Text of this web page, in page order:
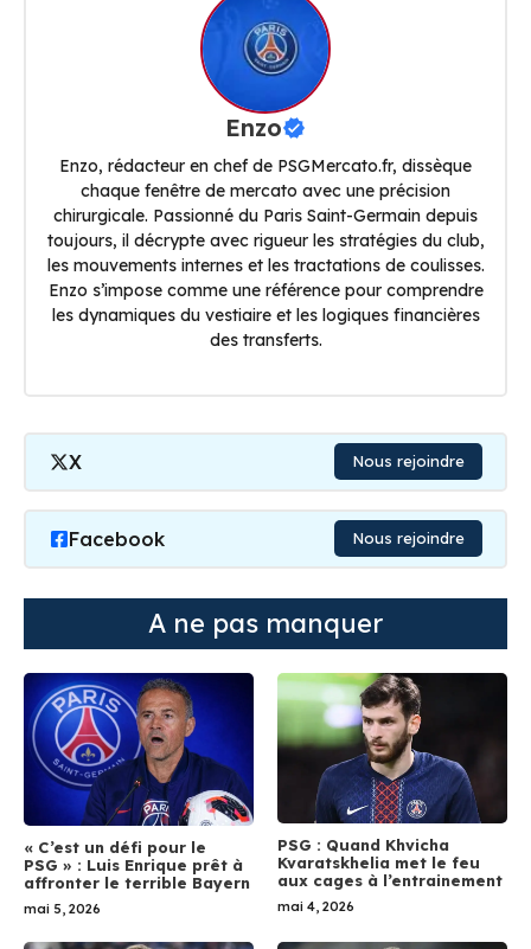
Enzo
Enzo, rédacteur en chef de PSGMercato.fr, dissèque
chaque fenêtre de mercato avec une précision
chirurgicale. Passionné du Paris Saint-Germain depuis
toujours, il décrypte avec rigueur les stratégies du club,
les mouvements internes et les tractations de coulisses.
Enzo s’impose comme une référence pour comprendre
les dynamiques du vestiaire et les logiques financières
des transferts.
X Nous rejoindre
Facebook Nous rejoindre
A ne pas manquer
« C’est un défi pour le
PSG » : Luis Enrique prêt à
affronter le terrible Bayern
mai 5, 2026
PSG : Quand Khvicha
Kvaratskhelia met le feu
aux cages à l’entrainement
mai 4, 2026